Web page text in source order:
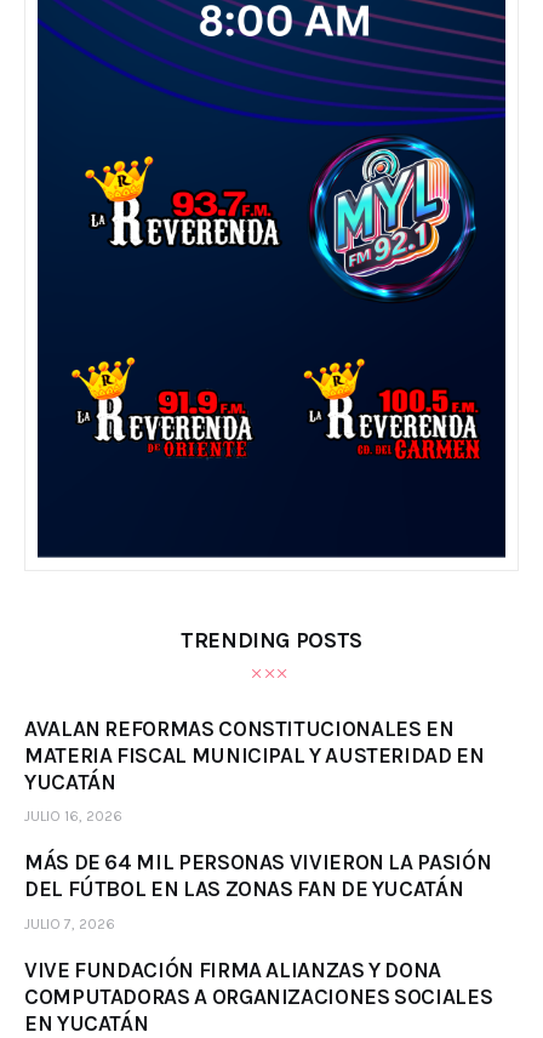
TRENDING POSTS
AVALAN REFORMAS CONSTITUCIONALES EN
MATERIA FISCAL MUNICIPAL Y AUSTERIDAD EN
YUCATÁN
JULIO 16, 2026
MÁS DE 64 MIL PERSONAS VIVIERON LA PASIÓN
DEL FÚTBOL EN LAS ZONAS FAN DE YUCATÁN
JULIO 7, 2026
VIVE FUNDACIÓN FIRMA ALIANZAS Y DONA
COMPUTADORAS A ORGANIZACIONES SOCIALES
EN YUCATÁN